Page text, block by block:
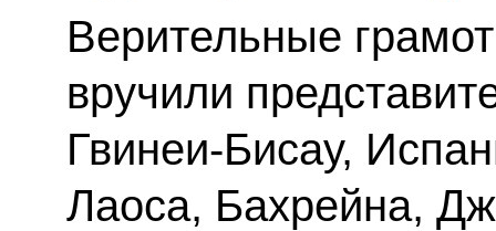
Верительные
вручили
Гвинеи-Бисау,
Лаоса, Бахрейна,